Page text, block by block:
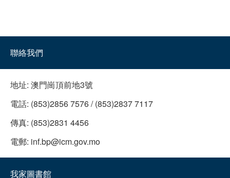
聯絡我們
地址: 澳門崗頂前地3號
電話: (853)2856 7576 / (853)2837 7117
傳真: (853)2831 4456
電郵: inf.bp@icm.gov.mo
我家圖書館